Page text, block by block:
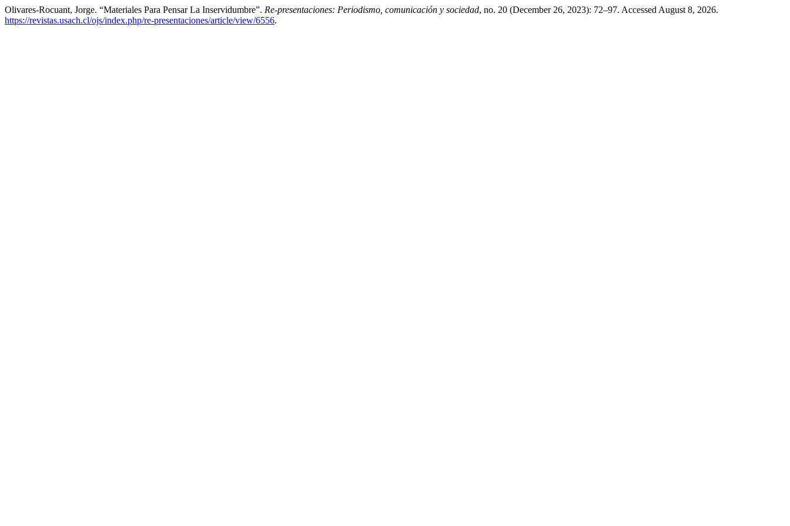
Olivares-Rocuant, Jorge. “Materiales Para Pensar La Inservidumbre”. Re-presentaciones: Periodismo, comunicación y sociedad, no. 20 (December 26, 2023): 72–97. Accessed August 8, 2026.
https://revistas.usach.cl/ojs/index.php/re-presentaciones/article/view/6556.